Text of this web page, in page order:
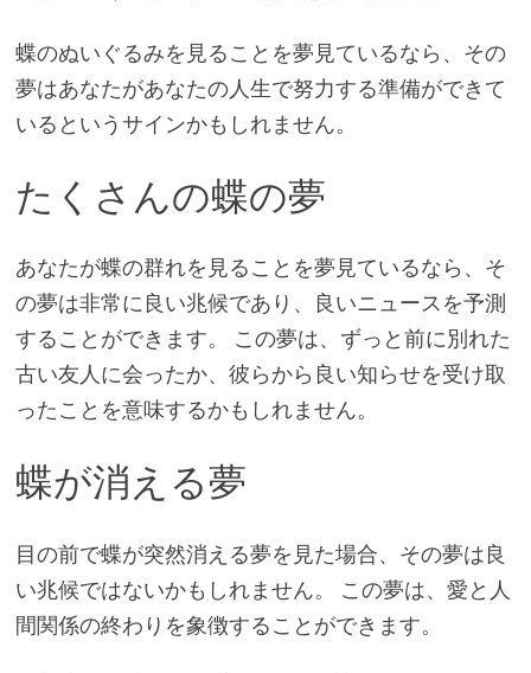
蝶のぬいぐるみを見ることを夢見ているなら、その
夢はあなたがあなたの人生で努力する準備ができて
いるというサインかもしれません。
たくさんの蝶の夢
あなたが蝶の群れを見ることを夢見ているなら、そ
の夢は非常に良い兆候であり、良いニュースを予測
することができます。 この夢は、ずっと前に別れた
古い友人に会ったか、彼らから良い知らせを受け取
ったことを意味するかもしれません。
蝶が消える夢
目の前で蝶が突然消える夢を見た場合、その夢は良
い兆候ではないかもしれません。 この夢は、愛と人
間関係の終わりを象徴することができます。